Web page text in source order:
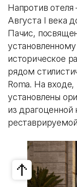
Напротив
Августа I века
Пачис,
историческое
рядом
Roma. На
установлены
из драгоценной